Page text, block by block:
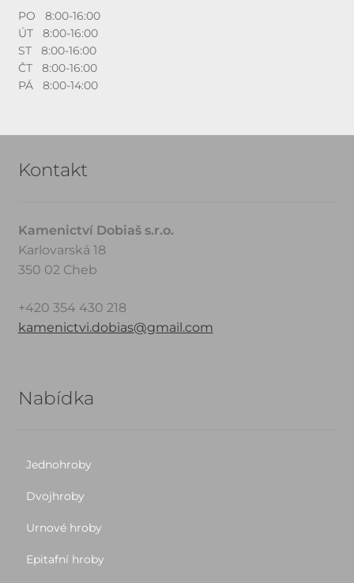
PO 8:00-16:00
ÚT 8:00-16:00
ST 8:00-16:00
ČT 8:00-16:00
PÁ 8:00-14:00
Kontakt
Kamenictví Dobiaš s.r.o.
Karlovarská 18
350 02 Cheb
+420 354 430 218
kamenictvi.dobias@gmail.com
Nabídka
Jednohroby
Dvojhroby
Urnové hroby
Epitafní hroby